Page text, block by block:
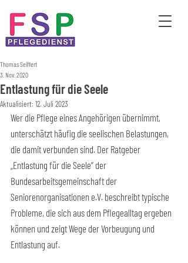
Entlastung für die Seele
Thomas Seiffert
3. Nov. 2020
Aktualisiert: 12. Juli 2023
Wer die Pflege eines Angehörigen übernimmt,
unterschätzt häufig die seelischen Belastungen,
die damit verbunden sind. Der Ratgeber
„Entlastung für die Seele“ der
Bundesarbeitsgemeinschaft der
Seniorenorganisationen e.V. beschreibt typische
Probleme, die sich aus dem Pflegealltag ergeben
können und zeigt Wege der Vorbeugung und
Entlastung auf.